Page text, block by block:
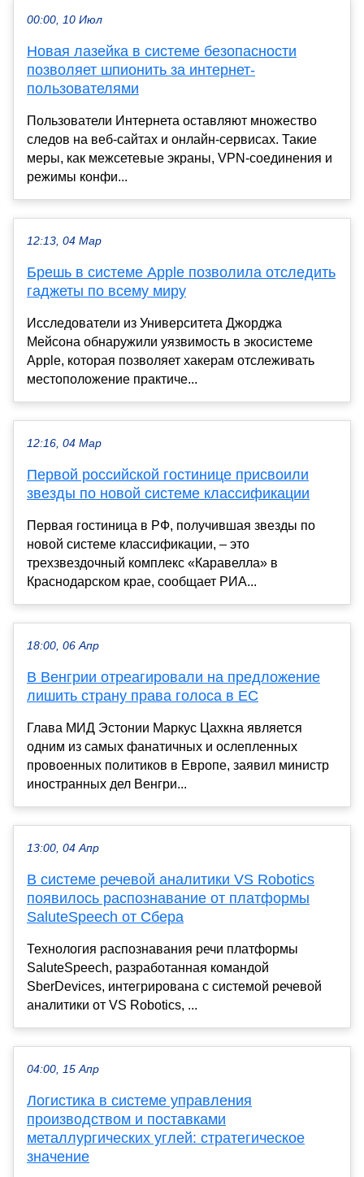
00:00, 10 Июл
Новая лазейка в системе безопасности
позволяет шпионить за интернет-
пользователями
Пользователи Интернета оставляют множество
следов на веб-сайтах и ​​онлайн-сервисах. Такие
меры, как межсетевые экраны, VPN-соединения и
режимы конфи...
12:13, 04 Мар
Брешь в системе Apple позволила отследить
гаджеты по всему миру
Исследователи из Университета Джорджа
Мейсона обнаружили уязвимость в экосистеме
Apple, которая позволяет хакерам отслеживать
местоположение практиче...
12:16, 04 Мар
Первой российской гостинице присвоили
звезды по новой системе классификации
Первая гостиница в РФ, получившая звезды по
новой системе классификации, – это
трехзвездочный комплекс «Каравелла» в
Краснодарском крае, сообщает РИА...
18:00, 06 Апр
В Венгрии отреагировали на предложение
лишить страну права голоса в ЕС
Глава МИД Эстонии Маркус Цахкна является
одним из самых фанатичных и ослепленных
провоенных политиков в Европе, заявил министр
иностранных дел Венгри...
13:00, 04 Апр
В системе речевой аналитики VS Robotics
появилось распознавание от платформы
SaluteSpeech от Сбера
Технология распознавания речи платформы
SaluteSpeech, разработанная командой
SberDevices, интегрирована с системой речевой
аналитики от VS Robotics, ...
04:00, 15 Апр
Логистика в системе управления
производством и поставками
металлургических углей: стратегическое
значение